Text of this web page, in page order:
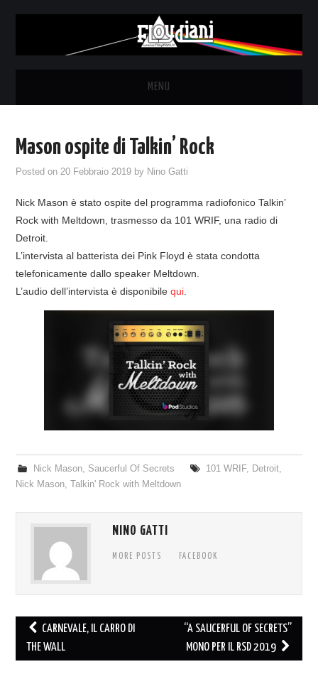
MENU
CONTATTI
PINKFLOYDIANE
Mason ospite di Talkin’ Rock
Posted on20 Febbraio 2019 by Nino Gatti
Nick Mason è stato ospite del programma radiofonico Talkin’
Rock with Meltdown, trasmesso da 101 WRIF, una radio di
Detroit.
L’intervista al batterista dei Pink Floyd è stata condotta
telefonicamente dallo speaker Meltdown.
L’audio dell’intervista è disponibilequi
Nick Mason, Saucerful Of Secrets 101 WRIF, Detroit,
Nick Mason, Talkin' Rock with Meltdown
NINO GATTI
MORE POSTS FACEBOOK
Post
navigation
CARNEVALE, IL CARRO DI
THE WALL
“A SAUCERFUL OF SECRETS”
MONO PER IL RSD 2019